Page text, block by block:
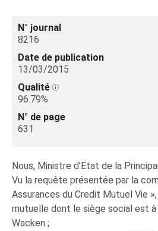
N° journal
8216
Date de publication
13/03/2015
Qualité
96.79%
N° de page
631
Nous, Ministre d’Etat de la
Vu la requête présentée par la
Assurances du Credit Mutuel Vie
mutuelle dont le siège social est à
Wacken ;